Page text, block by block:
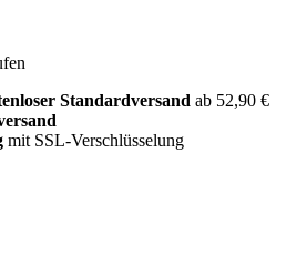
Standardversand ab 52,90 €
mit SSL-Verschlüsselung